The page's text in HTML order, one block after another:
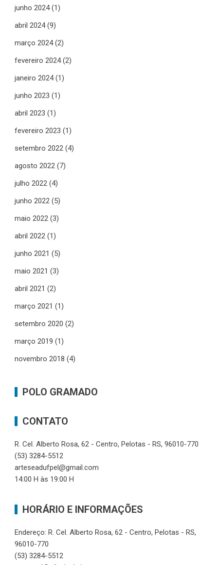
junho 2024(1)
abril 2024(9)
março 2024(2)
fevereiro 2024(2)
janeiro 2024(1)
junho 2023 (1)
abril 2023 (1)
fevereiro 2023 (1)
setembro 2022 (4)
agosto 2022 (7)
julho 2022 (4)
junho 2022 (5)
maio 2022 (3)
abril 2022 (1)
junho 2021 (5)
maio 2021 (3)
abril 2021 (2)
março 2021 (1)
setembro 2020 (2)
março 2019 (1)
novembro 2018 (4)
POLO GRAMADO
CONTATO
R. Cel. Alberto Rosa, 62 - Centro, Pelotas - RS, 96010-770
(53) 3284-5512
arteseadufpel@gmail.com
14:00 H às 19:00 H
HORÁRIO E INFORMAÇÕES
Endereço: R. Cel. Alberto Rosa, 62 - Centro, Pelotas - RS,
96010-770
(53) 3284-5512